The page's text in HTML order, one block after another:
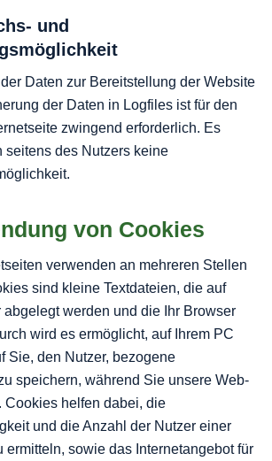
und
Daten zur Bereitstellung der Website
der Daten in Logfiles ist für den
zwingend erforderlich. Es
seitens des Nutzers keine
von Cookies
verwenden an mehreren Stellen
sind kleine Textdateien, die auf
abgelegt werden und die Ihr Browser
wird es ermöglicht, auf Ihrem PC
Sie, den Nutzer, bezogene
speichern, während Sie unsere Web-
Cookies helfen dabei, die
und die Anzahl der Nutzer einer
ermitteln, sowie das Internetangebot für